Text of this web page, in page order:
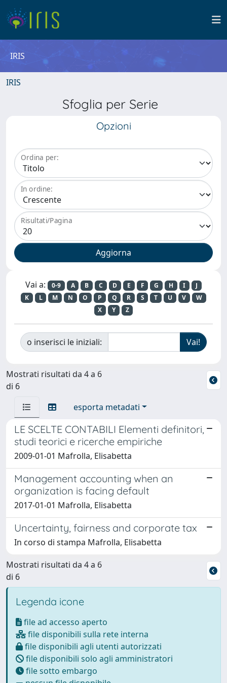
IRIS
IRIS
Sfoglia per Serie
Opzioni
Ordina per:
In ordine:
Risultati/Pagina
Vai a: 0-9 A B C D E F G H I
J
K
L M N O P Q R S T U V
W
X
Y Z
o inserisci le iniziali:
Mostrati risultati da 4 a 6
di 6
esporta metadati
LE SCELTE CONTABILI Elementi definitori,
studi teorici e ricerche empiriche
2009-01-01 Mafrolla, Elisabetta
Management accounting when an
organization is facing default
2017-01-01 Mafrolla, Elisabetta
Uncertainty, fairness and corporate tax
In corso di stampa Mafrolla, Elisabetta
Mostrati risultati da 4 a 6
di 6
Legenda icone
file ad accesso aperto
file disponibili sulla rete interna
file disponibili agli utenti autorizzati
file disponibili solo agli amministratori
file sotto embargo